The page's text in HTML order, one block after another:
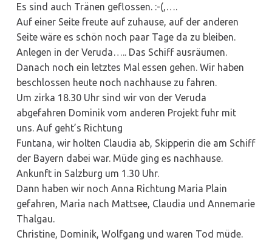
Es sind auch Tränen geflossen. :-(,….
Auf einer Seite freute auf zuhause, auf der anderen
Seite wäre es schön noch paar Tage da zu bleiben.
Anlegen in der Veruda….. Das Schiff ausräumen.
Danach noch ein letztes Mal essen gehen. Wir haben
beschlossen heute noch nachhause zu fahren.
Um zirka 18.30 Uhr sind wir von der Veruda
abgefahren Dominik vom anderen Projekt fuhr mit
uns. Auf geht’s Richtung
Funtana, wir holten Claudia ab, Skipperin die am Schiff
der Bayern dabei war. Müde ging es nachhause.
Ankunft in Salzburg um 1.30 Uhr.
Dann haben wir noch Anna Richtung Maria Plain
gefahren, Maria nach Mattsee, Claudia und Annemarie
Thalgau.
Christine, Dominik, Wolfgang und waren Tod müde.